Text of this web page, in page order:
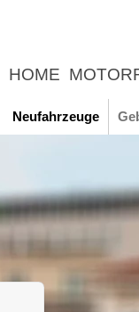
HOME
UNTERNEHMEN
Neufahrzeuge